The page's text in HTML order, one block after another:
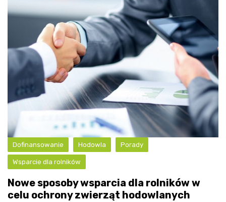
Dofinansowanie Hodowla Porady
Wsparcie dla rolników
Nowe sposoby wsparcia dla rolników w
celu ochrony zwierząt hodowlanych